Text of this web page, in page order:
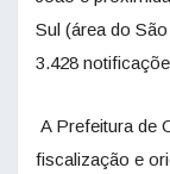
Sul (área do
3.428
A Prefeitura de
fiscalização e